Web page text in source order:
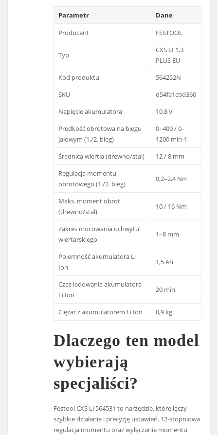
Parametr
Dane
Producent
FESTOOL
Typ
CXS LI 1,3
PLUS EU
Kod produktu
564252N
SKU
d54fa1cbd360
Napięcie akumulatora
10,8 V
Prędkość obrotowa na biegu
jałowym (1./2. bieg)
0–400 / 0–
1200 min-1
Średnica wiertła (drewno/stal)
12 / 8 mm
Regulacja momentu
obrotowego (1./2. bieg)
0,2–2,4 Nm
Maks. moment obrot.
(drewno/stal)
10 / 16 Nm
Zakres mocowania uchwytu
wiertarskiego
1–8 mm
Pojemność akumulatora Li
Ion
1,5 Ah
Czas ładowania akumulatora
Li Ion
20 min
Ciężar z akumulatorem Li Ion 0,9 kg
Dlaczego ten model
wybierają
specjaliści?
Festool CXS Li 564531 to narzędzie, które łączy
szybkie działanie i precyzję ustawień. 12-stopniowa
regulacja momentu oraz wyłączanie momentu